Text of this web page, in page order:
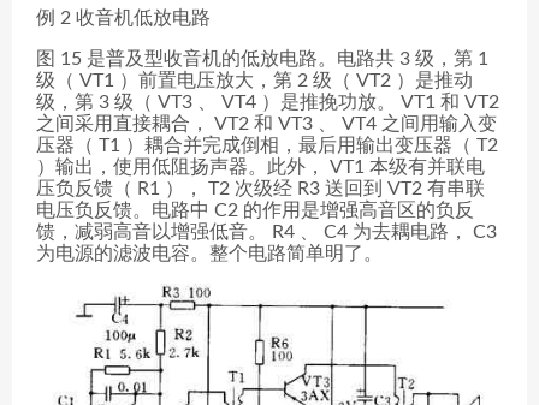
例 2 收音机低放电路
图 15 是普及型收音机的低放电路。电路共 3 级，第 1
级（ VT1 ）前置电压放大，第 2 级（ VT2 ）是推动
级，第 3 级（ VT3 、 VT4 ）是推挽功放。 VT1 和 VT2
之间采用直接耦合， VT2 和 VT3 、 VT4 之间用输入变
压器（ T1 ）耦合并完成倒相，最后用输出变压器（ T2
）输出，使用低阻扬声器。此外， VT1 本级有并联电
压负反馈（ R1 ）， T2 次级经 R3 送回到 VT2 有串联
电压负反馈。电路中 C2 的作用是增强高音区的负反
馈，减弱高音以增强低音。 R4 、 C4 为去耦电路， C3
为电源的滤波电容。整个电路简单明了。